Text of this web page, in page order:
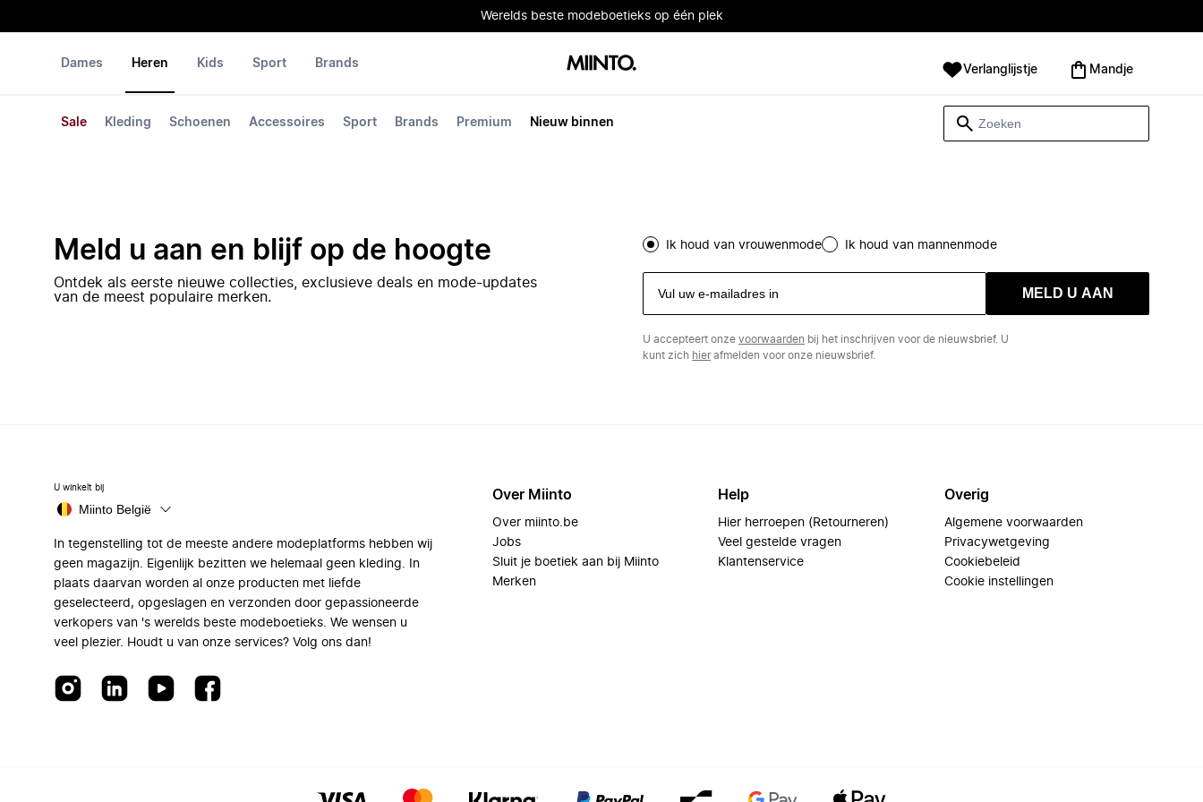
Werelds beste modeboetieks op één plek
Dames Heren
Sale Kleding Schoenen Accessoires Sport Brands Premium Nieuw binnen
Kids Sport Brands Verlanglijstje Mandje
Meld u aan en blijf op de hoogte
Ontdek als eerste nieuwe collecties, exclusieve deals en mode-updates
van de meest populaire merken.
Ik houd van vrouwenmode Ik houd van mannenmode
MELD U AAN
U accepteert onze voorwaarden bij het inschrijven voor de nieuwsbrief. U
kunt zich hierafmelden voor onze nieuwsbrief.
U winkelt bij
Miinto België
In tegenstelling tot de meeste andere modeplatforms hebben wij
geen magazijn. Eigenlijk bezitten we helemaal geen kleding. In
plaats daarvan worden al onze producten met liefde
geselecteerd, opgeslagen en verzonden door gepassioneerde
verkopers van 's werelds beste modeboetieks. We wensen u
veel plezier. Houdt u van onze services? Volg ons dan!
Over Miinto
Over miinto.be
Jobs
Sluit je boetiek aan bij Miinto
Merken
Help
Hier herroepen (Retourneren)
Veel gestelde vragen
Klantenservice
Overig
Algemene voorwaarden
Privacywetgeving
Cookiebeleid
Cookie instellingen